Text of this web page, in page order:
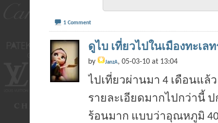
1 Comment
ดูไบ เที่ยวไปในเมืองทะเล
by JanzA, 05-03-10 at 13:04
ไปเที่ยวผ่านมา 4 เดือนแล้
รายละเอียดมากไปกว่านี้
ร้อนมาก แบบว่าอุณหภูมิ 40